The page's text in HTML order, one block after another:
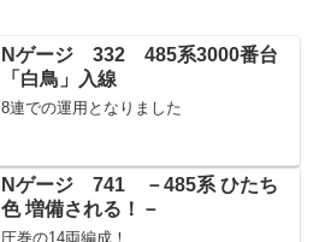
Nゲージ 332 485系3000番台
「白鳥」入線
8連での運用となりました
Nゲージ 741 －485系 ひたち
色 増備される！－
圧巻の14両編成！